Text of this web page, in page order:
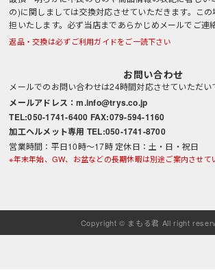
の)に関しましては交換対応させていただきます。こ
担いたします。必ず当店まであらかじめメールでご連
返品・交換は必ずご利用ガイドをご一読下さい
お問い合わせ
メールでのお問い合わせは24時間対応させていただい
メールアドレス：m.info@trys.co.jp
TEL:050-1741-6400 FAX:079-594-1160
加工ヘルメット専用 TEL:050-1741-8700
営業時間：平日10時～17時 定休日：土・日・祝日
※年末年始、GW、お盆などの長期休暇は別途ご案内させて
Copyright © まもる君 All right